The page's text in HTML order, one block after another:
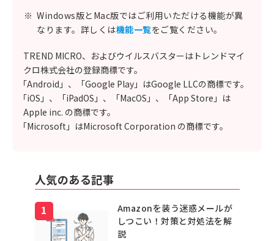
※ Windows版とMac版ではご利用いただける機能が異
なります。詳しくは機能一覧をご覧ください。
TREND MICRO、およびウイルスバスターはトレンドマイ
クロ株式会社の登録商標です。
「Android」、「Google Play」はGoogle LLCの商標です。
「iOS」、「iPadOS」、「MacOS」、「App Store」は
Apple inc. の商標です。
「Microsoft」はMicrosoft Corporation の商標です。
人気のある記事
Amazonを装う迷惑メールが
しつこい！対策と対処法を解
説